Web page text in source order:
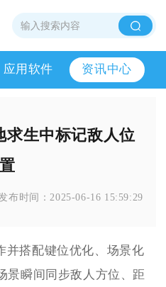
应用软件 资讯中心
求生中标记敌人位
置
布时间：2025-06-16 15:59:29
并搭配键位优化、场景化
景瞬间同步敌人方位、距